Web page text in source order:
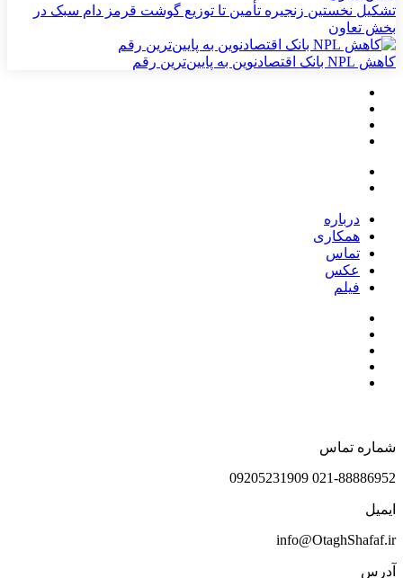
تشکیل نخستین زنجیره تأمین تا توزیع گوشت قرمز دام سبک در
بخش تعاون
کاهش NPL بانک اقتصادنوین به پایین‌ترین رقم
درباره
همکاری
تماس
عکس
فیلم
شماره تماس
021-88886952 09205231909
ایمیل
info@OtaghShafaf.ir
آدرس